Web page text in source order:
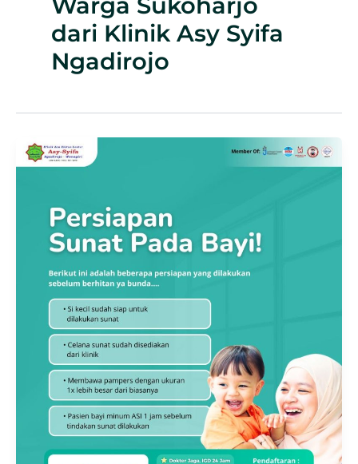
dari Klinik Asy Syifa
Ngadirojo